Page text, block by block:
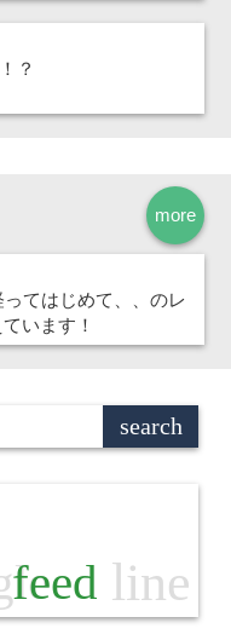
？
more
てはじめて、、のレ
います！
feed line